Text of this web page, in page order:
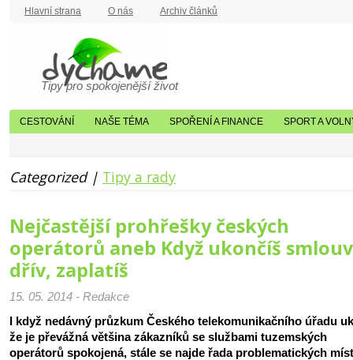
Hlavní strana O nás Archiv článků
Tipy pro spokojenější život
CESTOVÁNÍ NAŠE TÉMA SPOŘENÍ A FINANCE SPORT A
Categorized | Tipy a rady
Nejčastější prohřešky českých
operátorů aneb Když ukončíš
dřív, zaplatíš
15. 05. 2014 - Redakce
I když nedávný průzkum Českého telekomunikačního úřadu
že je převážná většina zákazníků se službami tuzemských
operátorů spokojená, stále se najde řada problematických